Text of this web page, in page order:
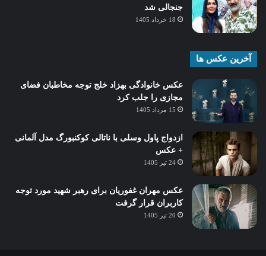
جنجالی شد
18 خرداد 1405
آخرین عکس ها
عکس خانوادگی بهزاد خلج توجه مخاطبان فضای
مجازی را جلب کرد
15 مرداد 1405
ازدواج پاول وسلی با ناتالی کوکنبورگ مدل آلمانی
+ عکس
24 تیر 1405
عکس مهران غفوریان برای رهبر شهید مورد توجه
کاربران قرار گرفت
20 تیر 1405